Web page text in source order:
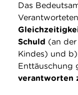
Das
Schuld (an
Kindes) und
Enttäuschung
verantworten